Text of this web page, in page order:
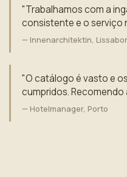
"Trabalhamos com a
consistente e o serviço
— Innenarchitektin,
"O catálogo é vasto e
cumpridos.
— Hotelmanager, Porto